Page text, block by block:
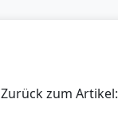
Zurück zum Artikel: